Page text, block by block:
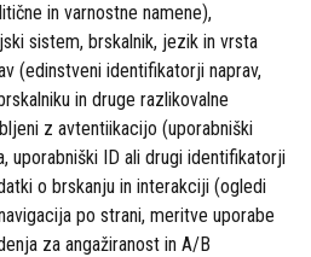
in varnostne namene),
sistem, brskalnik, jezik in vrsta
(edinstveni identifikatorji naprav,
in druge razlikovalne
z avtentiikacijo (uporabniški
uporabniški ID ali drugi identifikatorji
o brskanju in interakciji (ogledi
po strani, meritve uporabe
za angažiranost in A/B